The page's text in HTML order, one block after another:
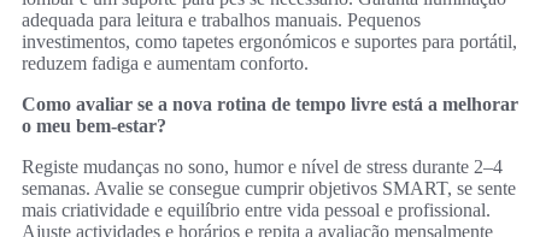
adequada para leitura e trabalhos manuais. Pequenos
investimentos, como tapetes ergonómicos e suportes para portátil,
reduzem fadiga e aumentam conforto.
Como avaliar se a nova rotina de tempo livre está a melhorar
o meu bem‑estar?
Registe mudanças no sono, humor e nível de stress durante 2–4
semanas. Avalie se consegue cumprir objetivos SMART, se sente
mais criatividade e equilíbrio entre vida pessoal e profissional.
Ajuste actividades e horários e repita a avaliação mensalmente